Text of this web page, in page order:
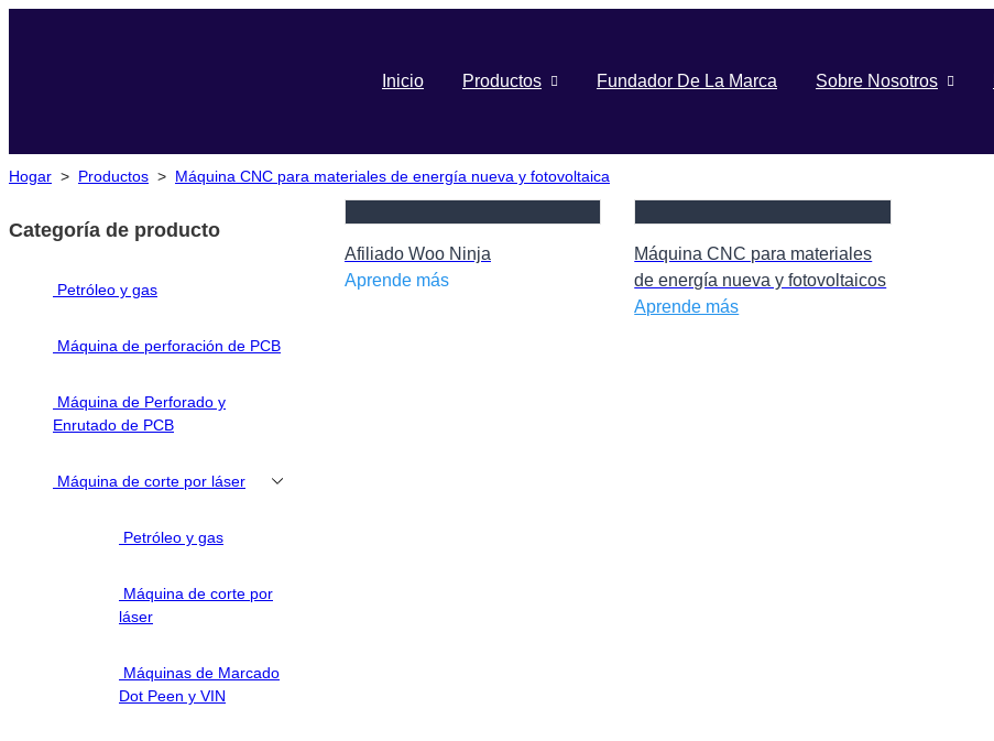
Inicio Productos Fundador De La Marca Sobre Nosotros
Hogar > Productos > Máquina CNC para materiales de energía nueva y fotovoltaica
Categoría de producto
Petróleo y gas
Máquina de perforación de PCB
Máquina de Perforado y
Enrutado de PCB
Máquina de corte por láser
Petróleo y gas
Máquina de corte por
láser
Máquinas de Marcado
Dot Peen y VIN
Afiliado Woo Ninja
Aprende más
Máquina CNC para materiales
de energía nueva y fotovoltaicos
Aprende más